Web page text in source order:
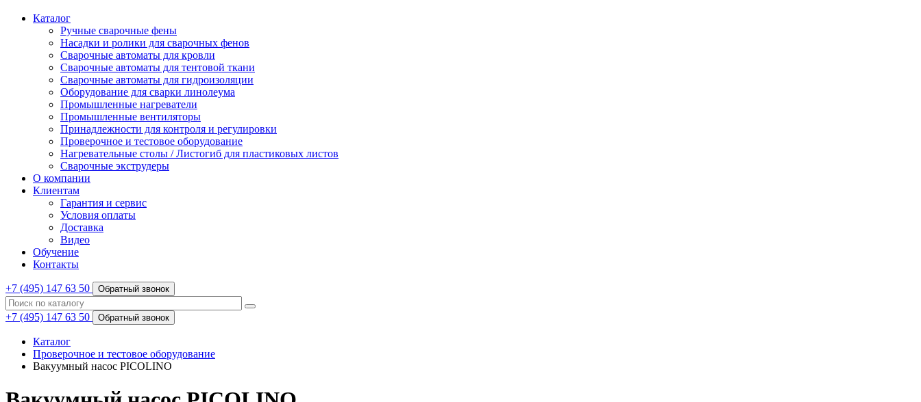
Каталог
Ручные сварочные фены
Насадки и ролики для сварочных фенов
Сварочные автоматы для кровли
Сварочные автоматы для тентовой ткани
Сварочные автоматы для гидроизоляции
Оборудование для сварки линолеума
Промышленные нагреватели
Промышленные вентиляторы
Принадлежности для контроля и регулировки
Проверочное и тестовое оборудование
Нагревательные столы / Листогиб для пластиковых листов
Сварочные экструдеры
О компании
Клиентам
Гарантия и сервис
Условия оплаты
Доставка
Видео
Обучение
Контакты
+7 (495) 147 63 50 Обратный звонок
+7 (495) 147 63 50 Обратный звонок
Каталог
Проверочное и тестовое оборудование
Вакуумный насос PICOLINO